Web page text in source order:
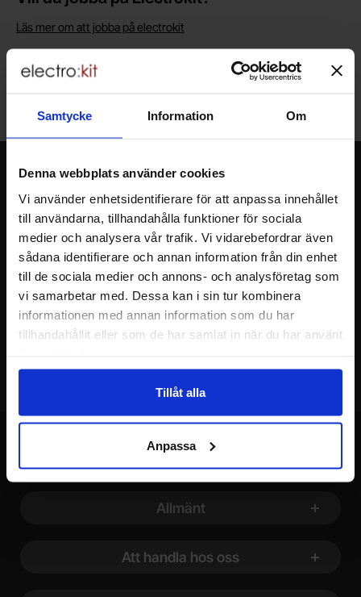
Samtycke Information Om
Denna webbplats använder cookies
Vi använder enhetsidentifierare för att anpassa innehållet
till användarna, tillhandahålla funktioner för sociala
medier och analysera vår trafik. Vi vidarebefordrar även
sådana identifierare och annan information från din enhet
till de sociala medier och annons- och analysföretag som
vi samarbetar med. Dessa kan i sin tur kombinera
informationen med annan information som du har
tillhandahållit eller som de har samlat in när du har använt
Tillåt alla
Anpassa
Läs mer om att jobba på electrokit
Lagerbutik i Malmö
10-17. För snabbare service, gör en förbeställning.
Nyhetsbrev
Jag önskar erbjudanden, rabatter och produktnyheter direkt till min
inkorg!
Du kommer att få ca 1 utskick / månad. Avbryt enkelt när du vill.
Ditt namn
Allmänt
Att handla hos oss